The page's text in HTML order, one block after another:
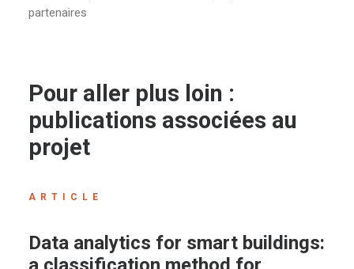
partenaires
Pour aller plus loin :
publications associées au
projet
ARTICLE
Data analytics for smart buildings: